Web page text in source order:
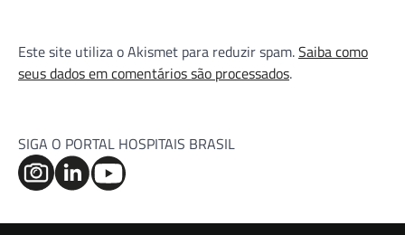
Este site utiliza o Akismet para reduzir spam.Saiba como
seus dados em comentários são processados.
SIGA O PORTAL HOSPITAIS BRASIL